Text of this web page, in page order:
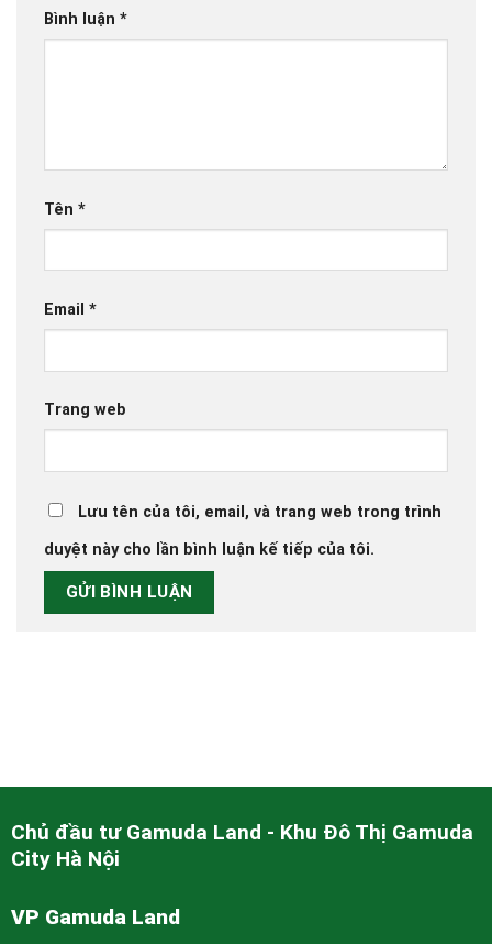
Bình luận *
Tên *
Email *
Trang web
Lưu tên của tôi, email, và trang web trong trình
duyệt này cho lần bình luận kế tiếp của tôi.
Chủ đầu tư Gamuda Land - Khu Đô Thị Gamuda
City Hà Nội
VP Gamuda Land